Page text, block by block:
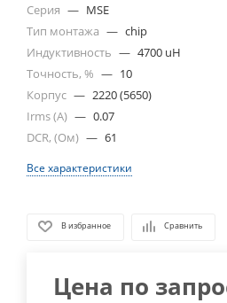
Серия — MSE
Тип монтажа — chip
Индуктивность — 4700 uH
Точность, % — 10
Корпус — 2220 (5650)
Irms (A) — 0.07
DCR, (Ом) — 61
Все характеристики
В избранное Сравнить
Цена по